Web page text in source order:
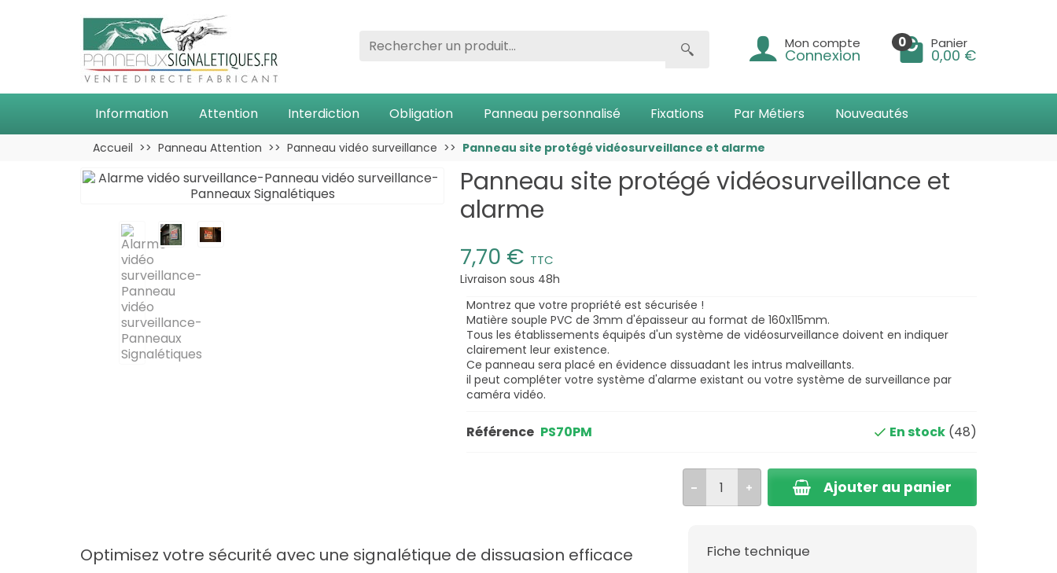
Mon compte
Connexion
0 Panier
0,00 €
Information Attention Interdiction Obligation Panneau personnalisé Fixations Par Métiers Nouveautés
Accueil Panneau Attention Panneau vidéo surveillance Panneau site protégé vidéosurveillance et alarme
Panneau site protégé vidéosurveillance et
alarme
7,70 € TTC
Livraison sous 48h
Montrez que votre propriété est sécurisée !
Matière souple PVC de 3mm d'épaisseur au format de 160x115mm.
Tous les établissements équipés d'un système de vidéosurveillance doivent en indiquer
clairement leur existence.
Ce panneau sera placé en évidence dissuadant les intrus malveillants.
il peut compléter votre système d'alarme existant ou votre système de surveillance par
caméra vidéo.
Référence PS70PM En stock (48)
Ajouter au panier
Optimisez votre sécurité avec une signalétique de dissuasion efficace Fiche technique